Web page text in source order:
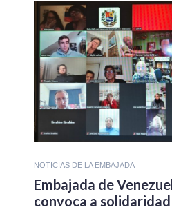
NOTICIAS DE LA EMBAJADA
Embajada de
convoca a